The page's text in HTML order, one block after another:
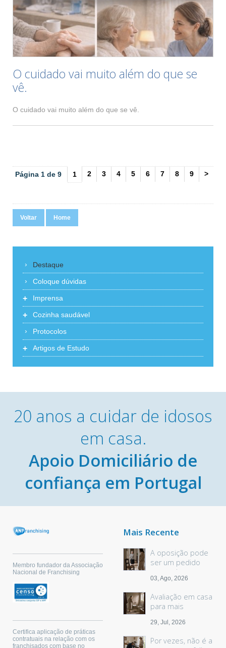
O cuidado vai muito além do que se
vê.
O cuidado vai muito além do que se vê.
Página 1 de 9 1 2 3 4 5 6 7 8 9 >
Voltar Home
Destaque
Coloque dúvidas
+ Imprensa
+ Cozinha saudável
Protocolos
+ Artigos de Estudo
20 anos a cuidar de idosos
em casa.
Apoio Domiciliário de
confiança em Portugal
Membro fundador da Associação
Nacional de Franchising
Certifica aplicação de práticas
contratuais na relação com os
franchisados com base no
Mais Recente
A oposição pode
ser um pedido
sem palavras
03, Ago, 2026
Avaliação em casa
para mais
29, Jul, 2026
Por vezes, não é a